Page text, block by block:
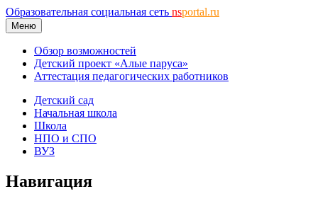
Образовательная социальная сеть nsportal.ru
Меню
Обзор возможностей
Детский проект «Алые паруса»
Аттестация педагогических работников
Детский сад
Начальная школа
Школа
НПО и СПО
ВУЗ
Навигация